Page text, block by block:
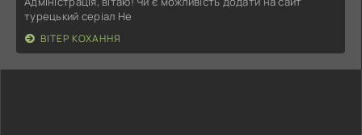
турецький серіал Не
ВІТЕР КОХАННЯ